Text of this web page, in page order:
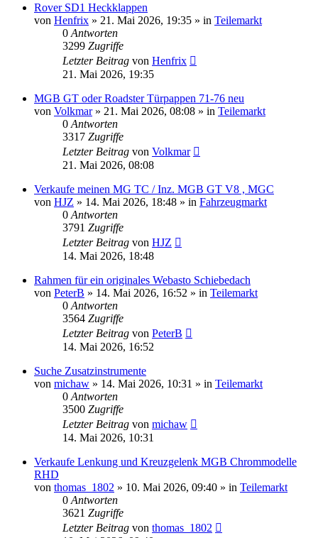
Rover SD1 Heckklappen
von Henfrix » 21. Mai 2026, 19:35 » in Teilemarkt
0 Antworten
3299 Zugriffe
Letzter Beitrag von Henfrix
21. Mai 2026, 19:35
MGB GT oder Roadster Türpappen 71-76 neu
von Volkmar» 21. Mai 2026, 08:08 » in Teilemarkt
0 Antworten
3317 Zugriffe
Letzter Beitrag von Volkmar
21. Mai 2026, 08:08
Verkaufe meinen MG TC / Inz. MGB GT V8 , MGC
von HJZ » 14. Mai 2026, 18:48 » in Fahrzeugmarkt
0 Antworten
3791 Zugriffe
Letzter Beitrag von HJZ
14. Mai 2026, 18:48
Rahmen für ein originales Webasto Schiebedach
von PeterB » 14. Mai 2026, 16:52 » in Teilemarkt
0 Antworten
3564 Zugriffe
Letzter Beitrag von PeterB
14. Mai 2026, 16:52
Suche Zusatzinstrumente
von michaw » 14. Mai 2026, 10:31 » in Teilemarkt
0 Antworten
3500 Zugriffe
Letzter Beitrag von michaw
14. Mai 2026, 10:31
Verkaufe Lenkung und Kreuzgelenk MGB Chrommodelle
RHD
von thomas_1802 » 10. Mai 2026, 09:40 » in Teilemarkt
0 Antworten
3621 Zugriffe
Letzter Beitrag von thomas_1802